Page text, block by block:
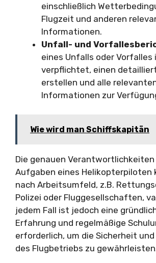
einschließlich
Flugzeit und anderen
Informationen.
Unfall- und
eines Unfalls oder Vorfalles
verpflichtet, einen
erstellen und alle
Informationen zur
Wie wird man Schiffskapitän
Die genauen Verantwortlichkeiten
Aufgaben eines Helikopterpiloten
nach Arbeitsumfeld, z.B.
Polizei oder Fluggesellschaften,
jedem Fall ist jedoch eine
Erfahrung und regelmäßige
erforderlich, um die Sicherheit
des Flugbetriebs zu